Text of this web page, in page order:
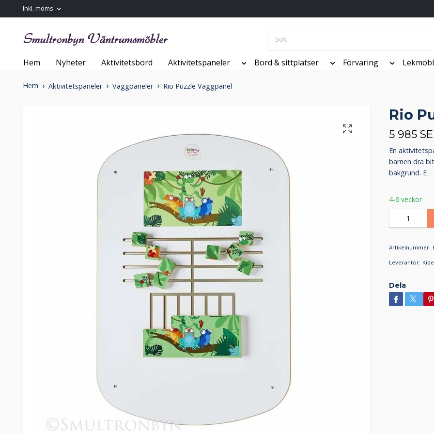
Inkl. moms
Hem Nyheter Aktivitetsbord Aktivitetspaneler Bord & sittplatser Förvaring
Hem Aktivitetspaneler Väggpaneler Rio Puzzle Väggpanel
Rio
5 985
En
barnen dra
bakgrund. E
4-6 veckor
Artikelnummer:
Leverantör:
Dela